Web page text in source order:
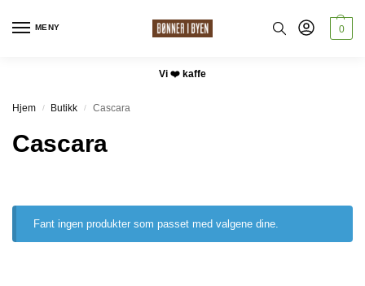
MENY 0
Vi ❤️ kaffe
Hjem / Butikk / Cascara
Cascara
Fant ingen produkter som passet med valgene dine.